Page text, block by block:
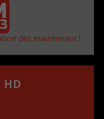
dès maintenant !
HD